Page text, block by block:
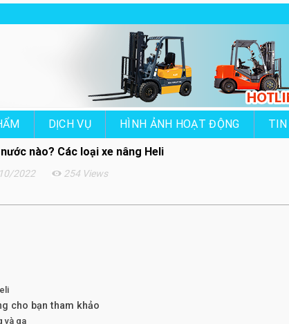
DỊCH VỤ HÌNH ẢNH HOẠT ĐỘNG
2022 254 Views
nào? Các loại xe nâng Heli
cho bạn tham khảo
và ga